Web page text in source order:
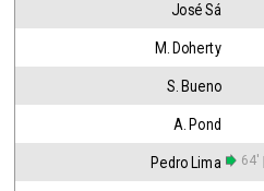
José Sá
M. Doherty
S. Bueno
A. Pond
Pedro Lima 64'